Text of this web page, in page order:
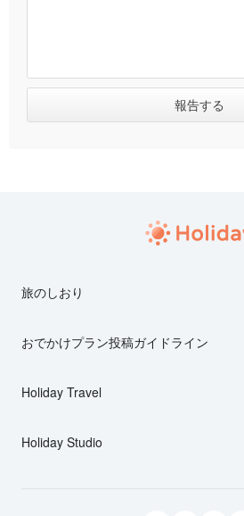
旅のしおり
おでかけプラン投稿ガイドライン
Holiday Travel
Holiday Studio